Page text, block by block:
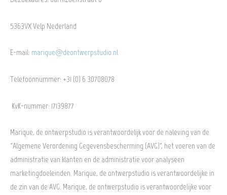
5363VX Velp Nederland
E-mail: marique@deontwerpstudio.nl
Telefoonnummer: +31 (0) 6 30708078
KvK-nummer: 17139877
Marique, de ontwerpstudio is verantwoordelijk voor de naleving van de
“Algemene Verordening Gegevensbescherming (AVG)”, het voeren van de
administratie van klanten en de administratie voor analyseen
marketingdoeleinden. Marique, de ontwerpstudio is verantwoordelijke in
de zin van de AVG. Marique, de ontwerpstudio is verantwoordelijke voor